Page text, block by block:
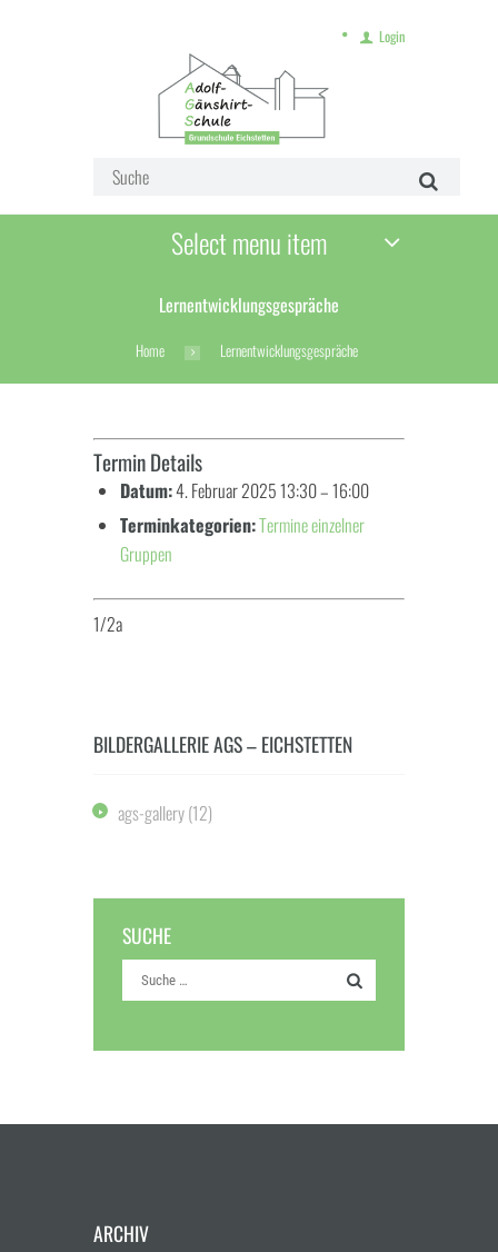
Login
Select menu item
Lernentwicklungsgespräche
Home Lernentwicklungsgespräche
Termin Details
Datum:4. Februar 2025 13:30–16:00
Terminkategorien:Termine einzelner
Gruppen
1/2a
BILDERGALLERIE AGS – EICHSTETTEN
ags-gallery(12)
SUCHE
ARCHIV